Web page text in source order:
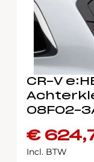
CR-V
08F02-
€
Incl. BTW